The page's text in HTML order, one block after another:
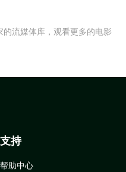
流媒体库，观看更多的电影
支持
帮助中心